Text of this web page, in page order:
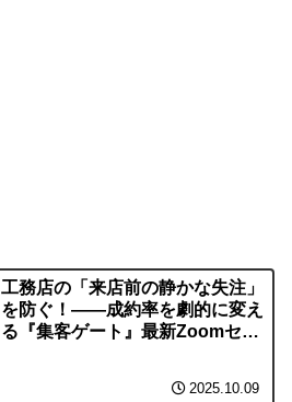
工務店の「来店前の静かな失注」
を防ぐ！――成約率を劇的に変え
る『集客ゲート』最新Zoomセミ
2025.10.09